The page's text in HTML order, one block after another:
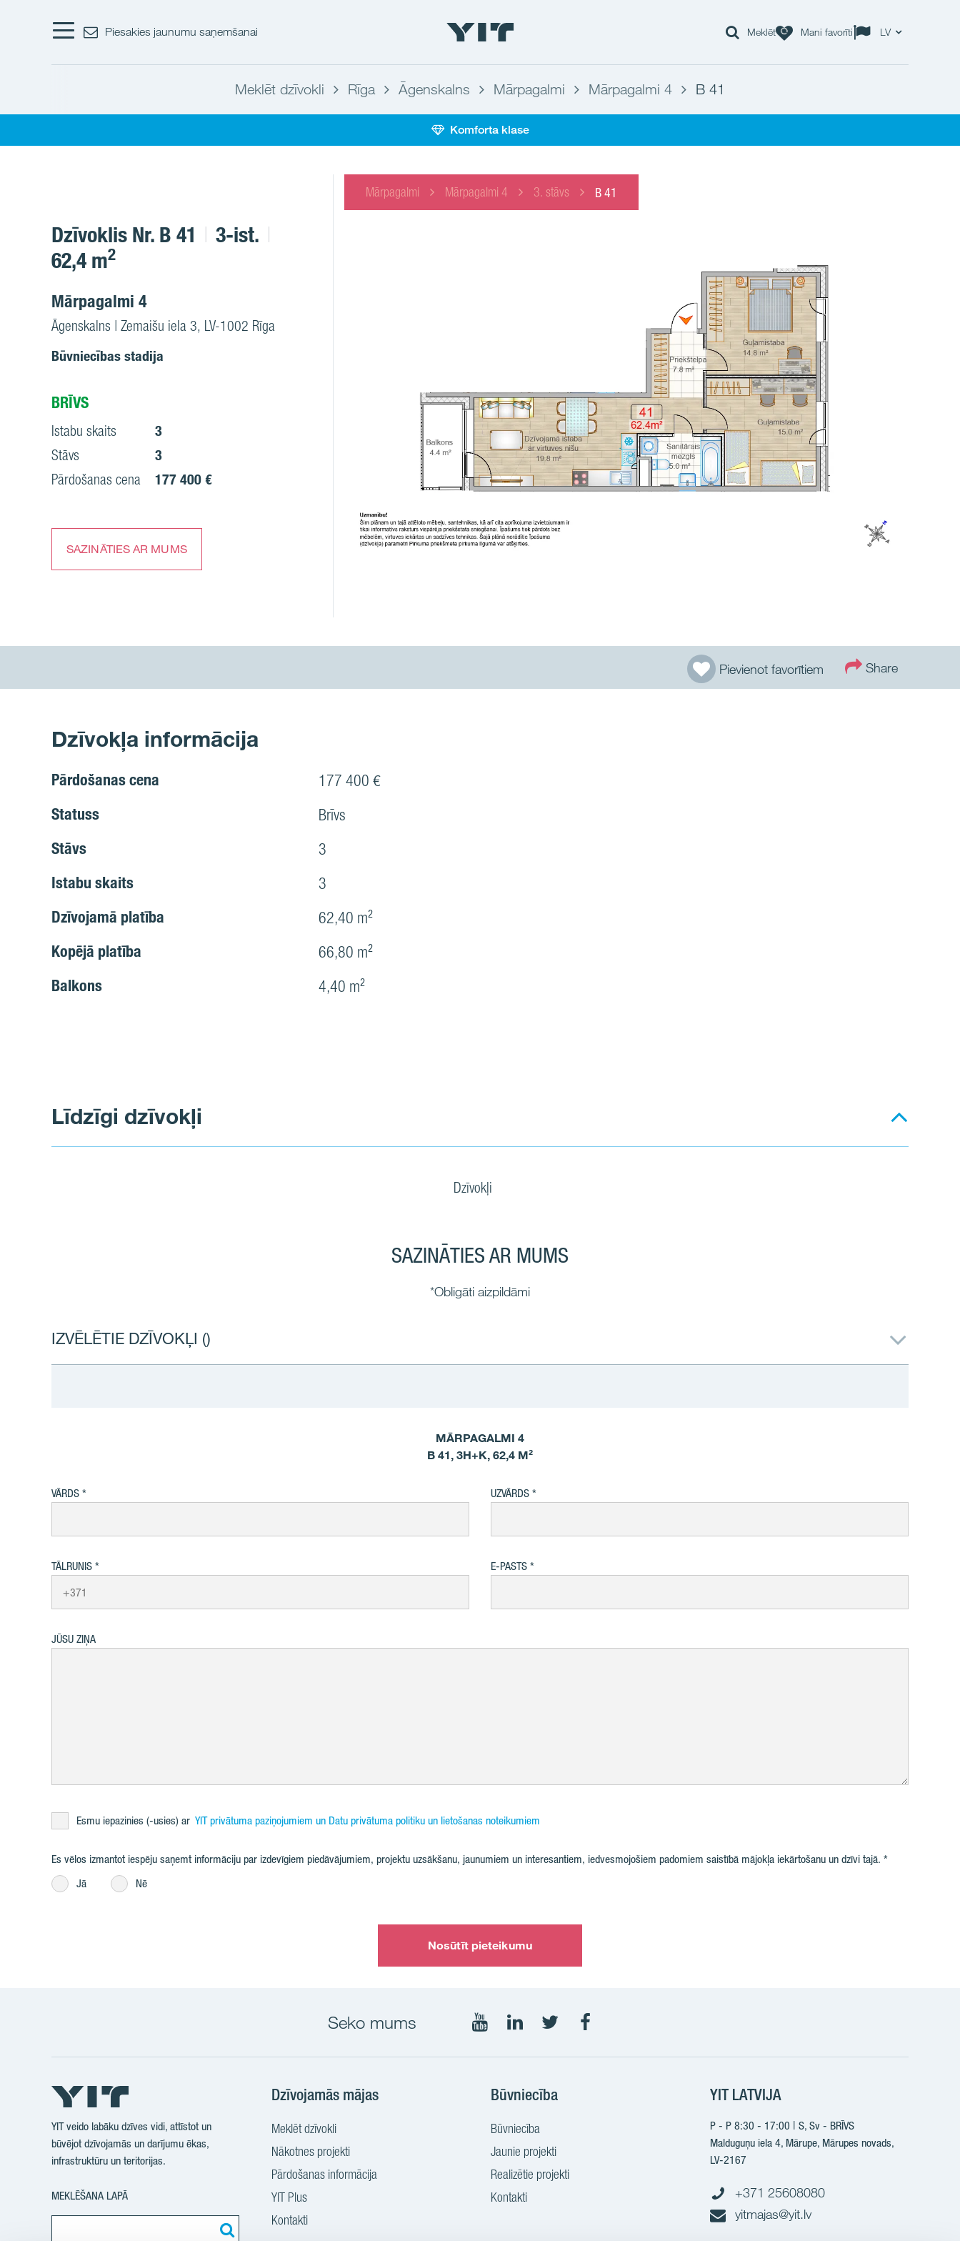
Piesakies jaunumu saņemšanai Meklēt Mani favorīti LV
Meklēt dzīvokli Rīga Āgenskalns Mārpagalmi Mārpagalmi 4 B 41
Komforta klase
Mārpagalmi Mārpagalmi 4 3. stāvs B 41
Dzīvoklis Nr. B 41
3-ist.
62,4 m2
Mārpagalmi 4
Āgenskalns | Zemaišu iela 3, LV-1002 Rīga
Būvniecības stadija
BRĪVS
Istabu skaits
3
Stāvs
3
Pārdošanas cena
177 400 €
SAZINĀTIES AR MUMS
Pievienot favorītiem Share
Dzīvokļa informācija
Pārdošanas cena 177 400 €
Statuss Brīvs
Stāvs 3
Istabu skaits 3
Dzīvojamā platība 62,40 m²
Kopējā platība 66,80 m²
Balkons 4,40 m²
Līdzīgi dzīvokļi
Dzīvokļi
SAZINĀTIES AR MUMS
*Obligāti aizpildāmi
IZVĒLĒTIE DZĪVOKĻI ()
MĀRPAGALMI 4
B 41, 3H+K, 62,4 M²
VĀRDS UZVĀRDS
TĀLRUNIS E-PASTS
JŪSU ZIŅA
Esmu iepazinies (-usies) ar YIT privātuma paziņojumiem un Datu privātuma politiku un lietošanas noteikumiem
Es vēlos izmantot iespēju saņemt informāciju par izdevīgiem piedāvājumiem, projektu uzsākšanu, jaunumiem un interesantiem, iedvesmojošiem padomiem saistībā mājokļa iekārtošanu un dzīvi tajā.
Jā
Nē
Nosūtīt pieteikumu
Seko mums
YouTube
LinkedInTwtitter
YIT veido labāku dzīves vidi, attīstot un
būvējot dzīvojamās un darījumu ēkas,
infrastruktūru un teritorijas.
MEKLĒŠANA LAPĀ
Dzīvojamās mājas
Meklēt dzīvokli
Nākotnes projekti
Pārdošanas informācija
YIT Plus
Kontakti
Būvniecība
Būvniecība
Jaunie projekti
Realizētie projekti
Kontakti
YIT LATVIJA
P - P 8:30 - 17:00 | S, Sv - BRĪVS
Malduguņu iela 4, Mārupe, Mārupes novads,
LV-2167
+371 25608080
yitmajas@yit.lv